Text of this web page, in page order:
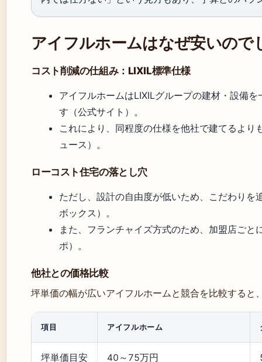
アイフルホームはなぜ安いので
コスト削減の仕組み：LIXIL標準仕様
アイフルホームはLIXILグループの建材・設備
す（公式サイト）。
これにより、同程度の仕様を他社で建てるよ
ュース）。
ローコスト住宅の落とし穴
ただし、設計の自由度が低いため、こだわり
ボックス）。
また、フランチャイズ方式のため、加盟店ご
ポ）。
他社との価格比較
坪単価の幅が広いアイフルホームと競合を比較すると
項目 アイフルホーム
坪単価目安 40～75万円